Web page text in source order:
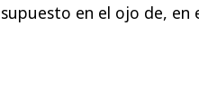
supuesto en el ojo de, en